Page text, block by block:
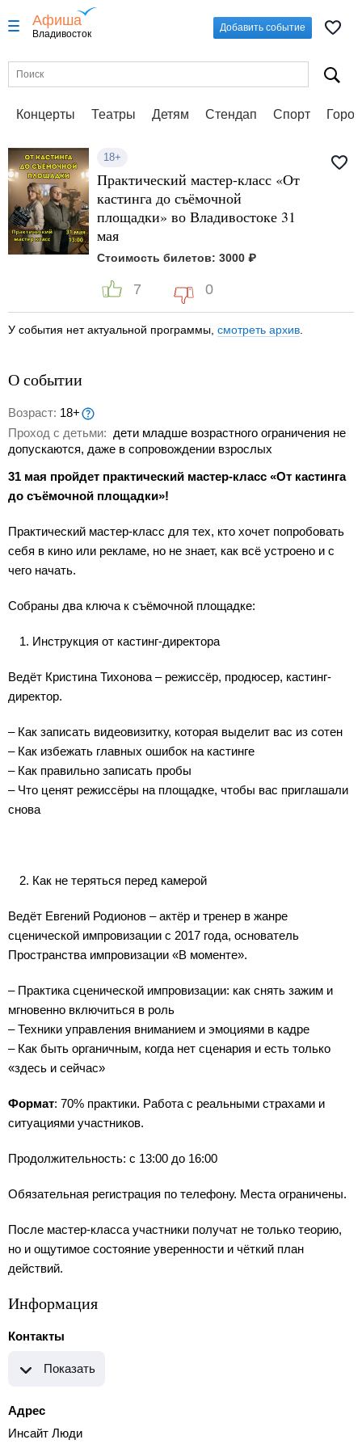
Афиша
Владивосток
Добавить событие
Концерты Театры Детям Стендап Спорт
18+
Практический мастер-класс «От
кастинга до съёмочной
площадки» во Владивостоке 31
мая
Стоимость билетов: 3000 ₽
7 0
У события нет актуальной программы, смотреть архив
О событии
Возраст: 18+
Проход с детьми: дети младше возрастного ограничения не
допускаются, даже в сопровождении взрослых
31 мая пройдет практический мастер-класс «От кастинга
до съёмочной площадки»!
Практический мастер-класс для тех, кто хочет попробовать
себя в кино или рекламе, но не знает, как всё устроено и с
чего начать.
Собраны два ключа к съёмочной площадке:
Инструкция от кастинг-директора
Ведёт Кристина Тихонова – режиссёр, продюсер, кастинг-
директор.
– Как записать видеовизитку, которая выделит вас из сотен
– Как избежать главных ошибок на кастинге
– Как правильно записать пробы
– Что ценят режиссёры на площадке, чтобы вас приглашали
снова
Как не теряться перед камерой
Ведёт Евгений Родионов – актёр и тренер в жанре
сценической импровизации с 2017 года, основатель
Пространства импровизации «В моменте».
– Практика сценической импровизации: как снять зажим и
мгновенно включиться в роль
– Техники управления вниманием и эмоциями в кадре
– Как быть органичным, когда нет сценария и есть только
«здесь и сейчас»
Формат: 70% практики. Работа с реальными страхами и
ситуациями участников.
Продолжительность: с 13:00 до 16:00
Обязательная регистрация по телефону. Места ограничены.
После мастер-класса участники получат не только теорию,
но и ощутимое состояние уверенности и чёткий план
действий.
Информация
Контакты
Показать
Адрес
Инсайт Люди